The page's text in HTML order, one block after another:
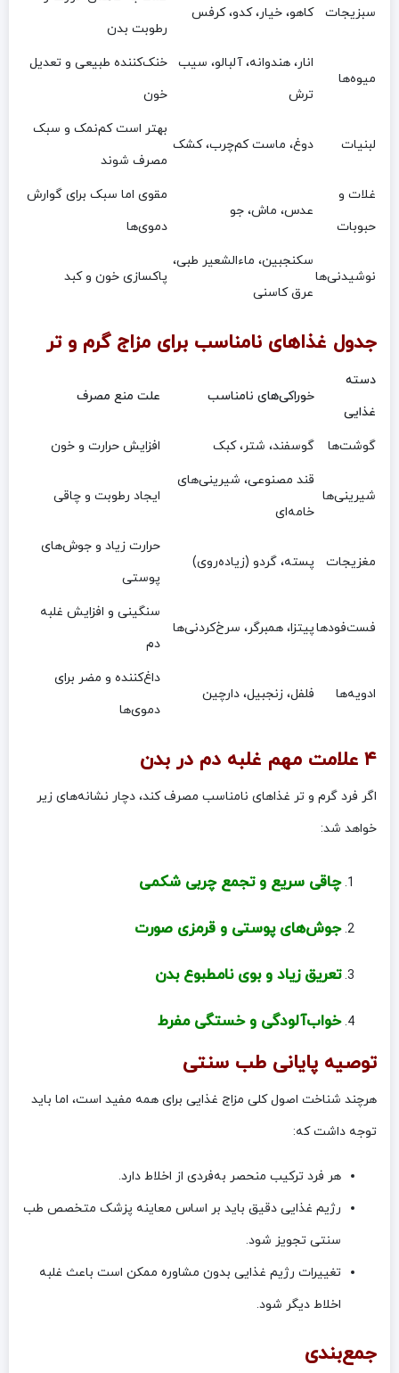
سبزیجات کاهو، خیار، کدو، کرفس
رطوبت بدن
میوه‌ها
انار، هندوانه، آلبالو، سیب
ترش
خنک‌کننده طبیعی و تعدیل
خون
لبنیات دوغ، ماست کم‌چرب، کشک
بهتر است کم‌نمک و سبک
مصرف شوند
غلات و
حبوبات
عدس، ماش، جو
مقوی اما سبک برای گوارش
دموی‌ها
نوشیدنی‌ها
سکنجبین، ماءالشعیر طبی،
عرق کاسنی
پاکسازی خون و کبد
جدول غذاهای نامناسب برای مزاج گرم و تر
دسته
غذایی
خوراکی‌های نامناسب علت منع مصرف
گوشت‌ها گوسفند، شتر، کبک افزایش حرارت و خون
شیرینی‌ها
قند مصنوعی، شیرینی‌های
خامه‌ای
ایجاد رطوبت و چاقی
مغزیجات پسته، گردو (زیاده‌روی)
حرارت زیاد و جوش‌های
پوستی
فست‌فودهاپیتزا، همبرگر، سرخ‌کردنی‌ها
سنگینی و افزایش غلبه
دم
ادویه‌ها فلفل، زنجبیل، دارچین
داغ‌کننده و مضر برای
دموی‌ها
۴ علامت مهم غلبه دم در بدن
اگر فرد گرم و تر غذاهای نامناسب مصرف کند، دچار نشانه‌های زیر
خواهد شد:
چاقی سریع و تجمع چربی شکمی
جوش‌های پوستی و قرمزی صورت
تعریق زیاد و بوی نامطبوع بدن
خواب‌آلودگی و خستگی مفرط
توصیه پایانی طب سنتی
هرچند شناخت اصول کلی مزاج غذایی برای همه مفید است، اما باید
توجه داشت که:
هر فرد ترکیب منحصر به‌فردی از اخلاط دارد.
رژیم غذایی دقیق باید بر اساس معاینه پزشک متخصص طب
سنتی تجویز شود.
تغییرات رژیم غذایی بدون مشاوره ممکن است باعث غلبه
اخلاط دیگر شود.
جمع‌بندی